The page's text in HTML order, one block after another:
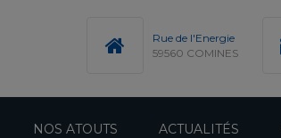
Rue de l'Energie
59560 COMINES
NOS ATOUTS ACTUALITÉS